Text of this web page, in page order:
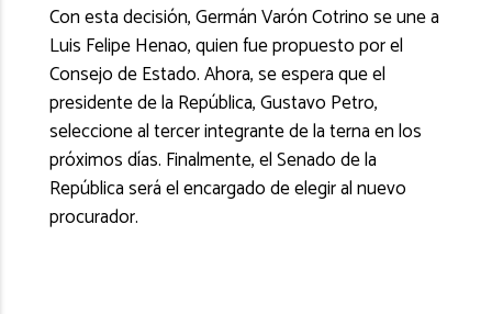
Con esta decisión, Germán Varón Cotrino se une a
Luis Felipe Henao, quien fue propuesto por el
Consejo de Estado. Ahora, se espera que el
presidente de la República, Gustavo Petro,
seleccione al tercer integrante de la terna en los
próximos días. Finalmente, el Senado de la
República será el encargado de elegir al nuevo
procurador.